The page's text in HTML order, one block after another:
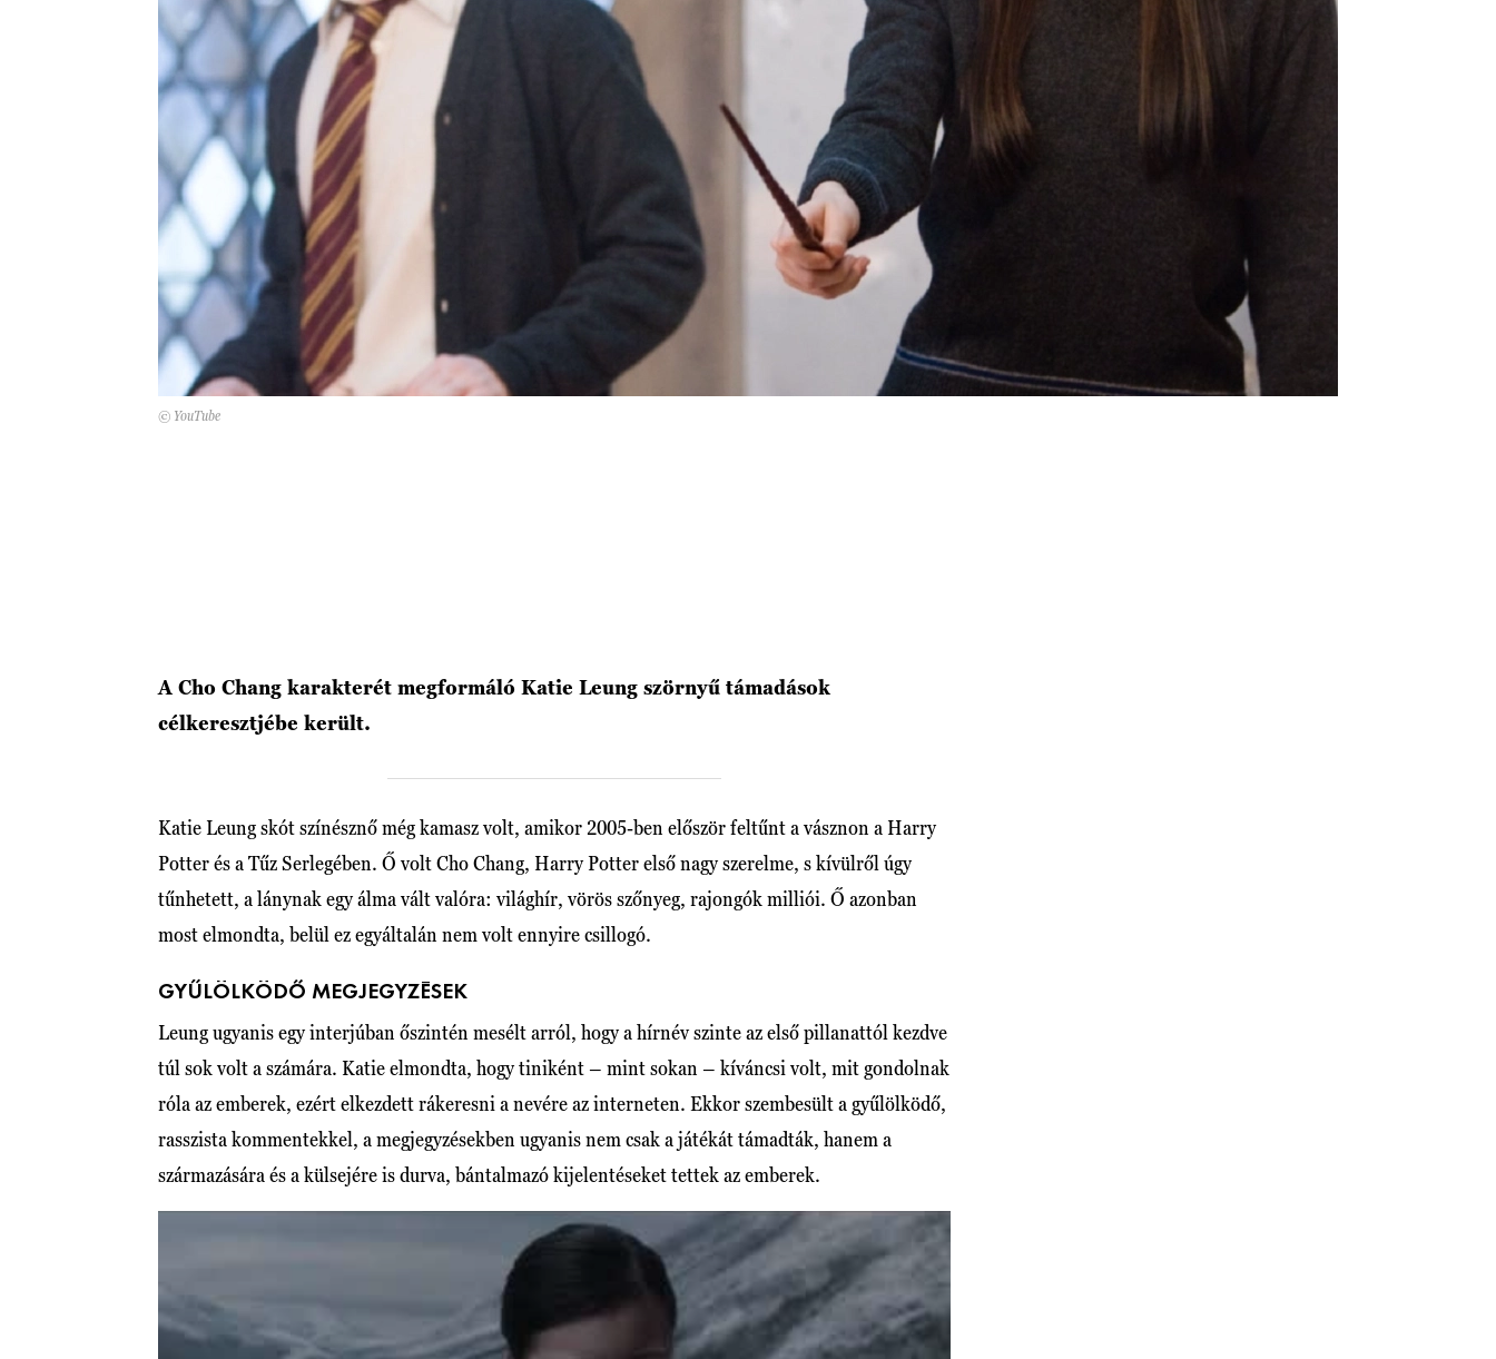
© YouTube
A Cho Chang karakterét megformáló Katie Leung szörnyű támadások
célkeresztjébe került.
Katie Leung skót színésznő még kamasz volt, amikor 2005-ben először feltűnt a vásznon a Harry
Potter és a Tűz Serlegében. Ő volt Cho Chang, Harry Potter első nagy szerelme, s kívülről úgy
tűnhetett, a lánynak egy álma vált valóra: világhír, vörös szőnyeg, rajongók milliói. Ő azonban
most elmondta, belül ez egyáltalán nem volt ennyire csillogó.
GYŰLÖLKÖDŐ MEGJEGYZÉSEK
Leung ugyanis egy interjúban őszintén mesélt arról, hogy a hírnév szinte az első pillanattól kezdve
túl sok volt a számára. Katie elmondta, hogy tiniként – mint sokan – kíváncsi volt, mit gondolnak
róla az emberek, ezért elkezdett rákeresni a nevére az interneten. Ekkor szembesült a gyűlölködő,
rasszista kommentekkel, a megjegyzésekben ugyanis nem csak a játékát támadták, hanem a
származására és a külsejére is durva, bántalmazó kijelentéseket tettek az emberek.